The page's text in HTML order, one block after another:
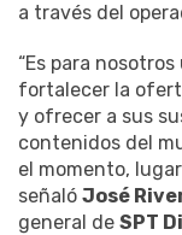
a través del
“Es para
fortalecer la
y ofrecer a sus
contenidos del
el momento,
señaló José
general de SPT